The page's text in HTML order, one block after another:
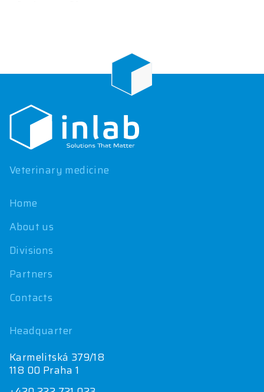
F
Veterinary medicine
Home
About us
Divisions
Partners
Contacts
Headquarter
Karmelitská 379/18
118 00 Praha 1